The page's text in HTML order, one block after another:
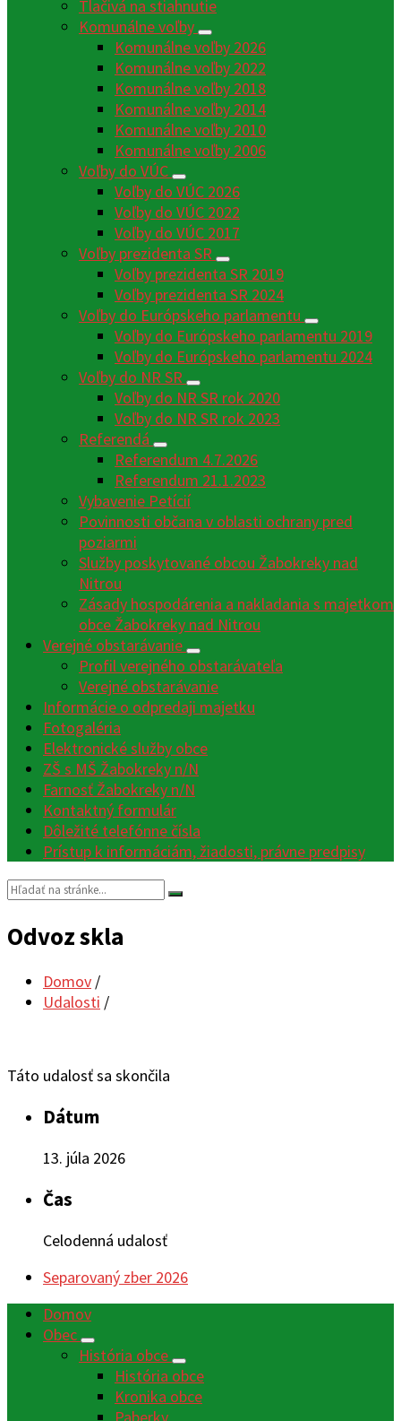
Tlačivá na stiahnutie
Komunálne voľby
Komunálne voľby 2026
Komunálne voľby 2022
Komunálne voľby 2018
Komunálne voľby 2014
Komunálne voľby 2010
Komunálne voľby 2006
Voľby do VÚC
Voľby do VÚC 2026
Voľby do VÚC 2022
Voľby do VÚC 2017
Voľby prezidenta SR
Voľby prezidenta SR 2019
Voľby prezidenta SR 2024
Voľby do Európskeho parlamentu
Voľby do Európskeho parlamentu 2019
Voľby do Európskeho parlamentu 2024
Voľby do NR SR
Voľby do NR SR rok 2020
Voľby do NR SR rok 2023
Referendá
Referendum 4.7.2026
Referendum 21.1.2023
Vybavenie Petícií
Povinnosti občana v oblasti ochrany pred
poziarmi
Služby poskytované obcou Žabokreky nad
Nitrou
Zásady hospodárenia a nakladania s majetkom
obce Žabokreky nad Nitrou
Verejné obstarávanie
Profil verejného obstarávateľa
Verejné obstarávanie
Informácie o odpredaji majetku
Fotogaléria
Elektronické služby obce
ZŠ s MŠ Žabokreky n/N
Farnosť Žabokreky n/N
Kontaktný formulár
Dôležité telefónne čísla
Prístup k informáciám, žiadosti, právne predpisy
Vyhľadávanie:
Odvoz skla
Domov /
Udalosti /
Táto udalosť sa skončila
Dátum
13. júla 2026
Čas
Celodenná udalosť
Separovaný zber 2026
Domov
Obec
História obce
História obce
Kronika obce